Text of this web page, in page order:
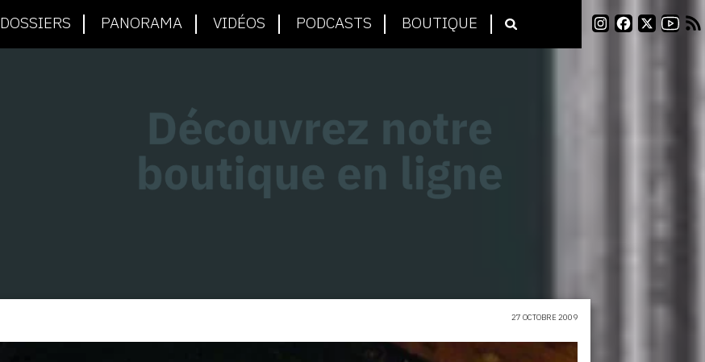
DOSSIERS PANORAMA VIDÉOS PODCASTS BOUTIQUE
27 OCTOBRE 2009